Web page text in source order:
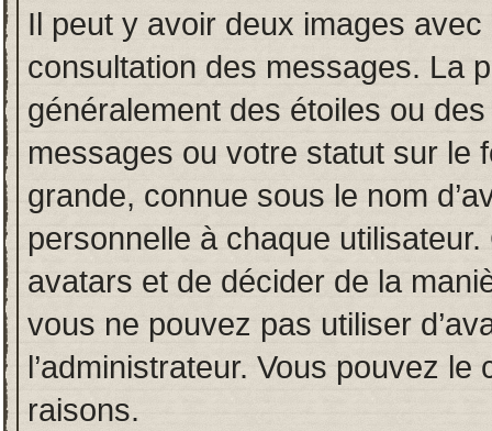
Il peut y avoir deux images
consultation des messages. La
généralement des étoiles ou
messages ou votre statut sur le
grande, connue sous le nom
personnelle à chaque utilisateur.
avatars et de décider de la
vous ne pouvez pas utiliser
l’administrateur. Vous pouvez
raisons.